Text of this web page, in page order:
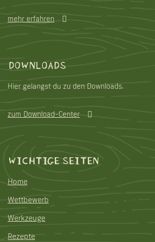
mehr erfahren
DOWNLOADS
Hier gelangst du zu den Downloads.
zum Download-Center
WICHTIGE SEITEN
Home
Wettbewerb
Werkzeuge
Rezepte